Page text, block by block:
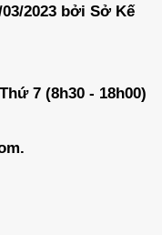
03/2023 bởi Sở Kế
7 (8h30 - 18h00)
.